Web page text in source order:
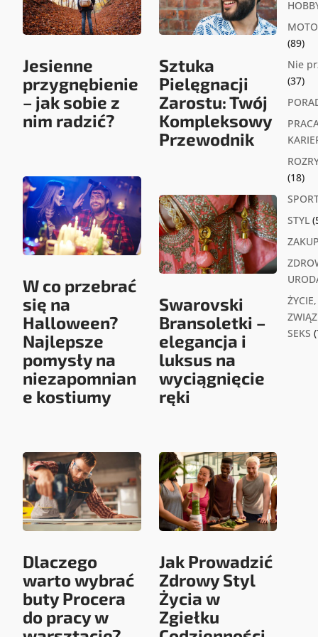
Jesienne
przygnębienie
– jak sobie z
nim radzić?
W co przebrać
się na
Halloween?
Najlepsze
pomysły na
niezapomnian
e kostiumy
Dlaczego
warto wybrać
buty Procera
do pracy w
Sztuka
Pielęgnacji
Zarostu: Twój
Kompleksowy
Przewodnik
Swarovski
Bransoletki –
elegancja i
luksus na
wyciągnięcie
ręki
Jak Prowadzić
Zdrowy Styl
Życia w
Zgiełku
(89)
Nie
(37)
(18)
STYL
ŻYCIE,
SEKS